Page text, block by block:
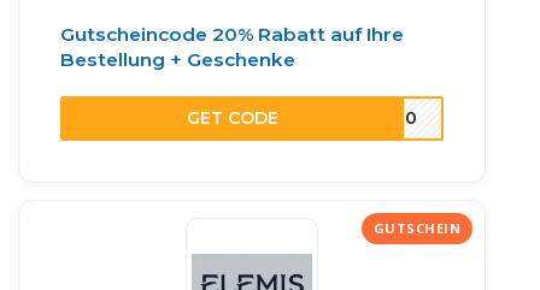
Gutscheincode 20% Rabatt auf Ihre
Bestellung + Geschenke
GET CODE NG20